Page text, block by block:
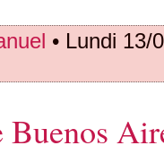
• Lundi 13/
Buenos